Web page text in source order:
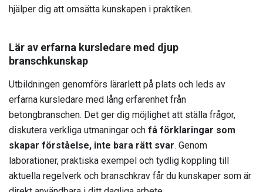
hjälper dig att omsätta kunskapen i praktiken.
Lär av erfarna kursledare med djup
branschkunskap
Utbildningen genomförs lärarlett på plats och leds av
erfarna kursledare med lång erfarenhet från
betongbranschen. Det ger dig möjlighet att ställa frågor,
diskutera verkliga utmaningar och få förklaringar som
skapar förståelse, inte bara rätt svar. Genom
laborationer, praktiska exempel och tydlig koppling till
aktuella regelverk och branschkrav får du kunskaper som är